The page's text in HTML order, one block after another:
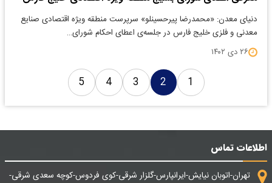
دنیای معدن: «محمدرضا پیرحسینلو» سرپرست منطقه ویژه اقتصادی صنایع
معدنی و فلزی خلیج فارس در جلسه‌‌ی اعطای احکام شورای…
۲۶ دی ۱۴۰۲
1
2
3
4
5
اطلاعات تماس
تهران-اتوبان نیایش-ایرانپارس-گلزار شرقی-کوی فردوس-کوچه سعدی شرقی-